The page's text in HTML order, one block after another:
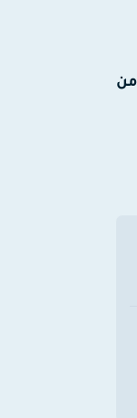
كيف تحمي حسابك على Facebook من